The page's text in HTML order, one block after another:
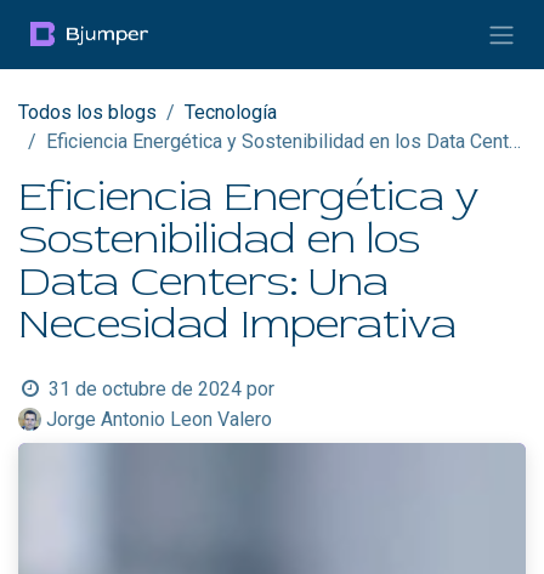
Todos los blogs
Tecnología
Eficiencia Energética y Sostenibilidad en los Data Centers: Una Necesidad Imperativa
Eficiencia Energética y
Sostenibilidad en los
Data Centers: Una
Necesidad Imperativa
31 de octubre de 2024 por
Jorge Antonio Leon Valero